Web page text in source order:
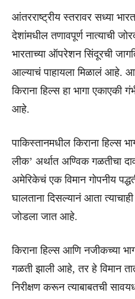
आंतरराष्ट्रीय स्तरावर सध्या
देशांमधील तणावपूर्ण नात्याची
भारताच्या ऑपरेशन सिंदूरची
आल्याचं पाहायला मिळालं आहे.
किराना हिल्स हा भागा एकाएकी
आहे.
पाकिस्तानमधील किराना हिल्स
लीक’ अर्थात अण्विक गळतीचा
अमेरिकेचं एक विमान गोपनीय
घालताना दिसल्यानं आता
जोडला जात आहे.
किराना हिल्स आणि नजीकच्या
गळती झाली आहे, तर हे विमान
निरीक्षण करून त्याबाबतची